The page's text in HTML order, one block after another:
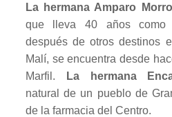
La hermana Amparo
que lleva 40 años como
después de otros destinos
Malí, se encuentra desde
Marfil.
La hermana
natural de un pueblo de
de la farmacia del Centro.